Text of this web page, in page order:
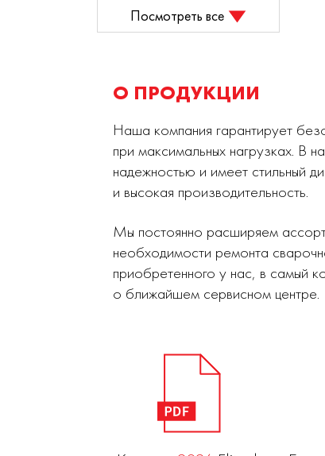
Посмотреть все
О ПРОДУКЦИИ
Наша компания гарантирует
при максимальных нагрузках. В
надежностью и имеет стильный
и высокая производительность.
Мы постоянно расширяем
необходимости ремонта
приобретенного у нас, в самый
о ближайшем сервисном центре.